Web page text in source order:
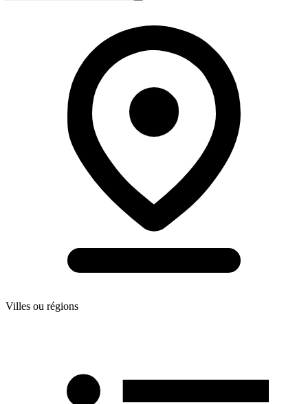
Villes ou régions